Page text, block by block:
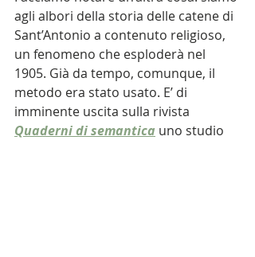
agli albori della storia delle catene di
Sant’Antonio a contenuto religioso,
un fenomeno che esploderà nel
1905. Già da tempo, comunque, il
metodo era stato usato. E’ di
imminente uscita sulla rivista
Quaderni di semantica uno studio